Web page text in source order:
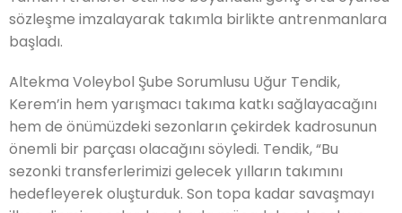
sözleşme imzalayarak takımla birlikte antrenmanlara
başladı.
Altekma Voleybol Şube Sorumlusu Uğur Tendik,
Kerem’in hem yarışmacı takıma katkı sağlayacağını
hem de önümüzdeki sezonların çekirdek kadrosunun
önemli bir parçası olacağını söyledi. Tendik, “Bu
sezonki transferlerimizi gelecek yılların takımını
hedefleyerek oluşturduk. Son topa kadar savaşmayı